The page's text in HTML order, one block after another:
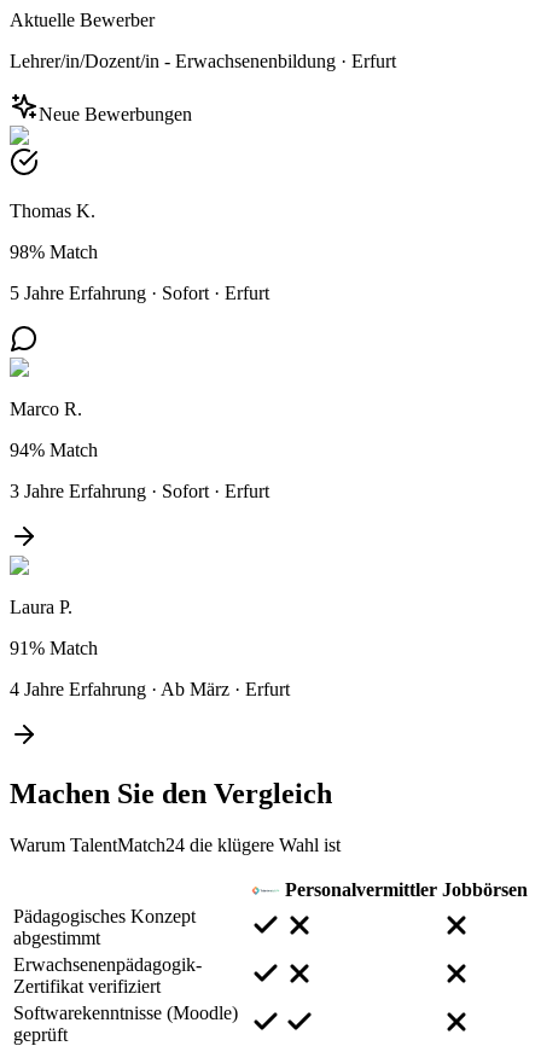
Aktuelle Bewerber
Lehrer/in/Dozent/in - Erwachsenenbildung · Erfurt
Neue Bewerbungen
Thomas K.
98% Match
5 Jahre Erfahrung · Sofort · Erfurt
Marco R.
94% Match
3 Jahre Erfahrung · Sofort · Erfurt
Laura P.
91% Match
4 Jahre Erfahrung · Ab März · Erfurt
Machen Sie den Vergleich
Warum TalentMatch24 die klügere Wahl ist
Personalvermittler Jobbörsen
Pädagogisches Konzept
abgestimmt
Erwachsenenpädagogik-
Zertifikat verifiziert
Softwarekenntnisse (Moodle)
geprüft